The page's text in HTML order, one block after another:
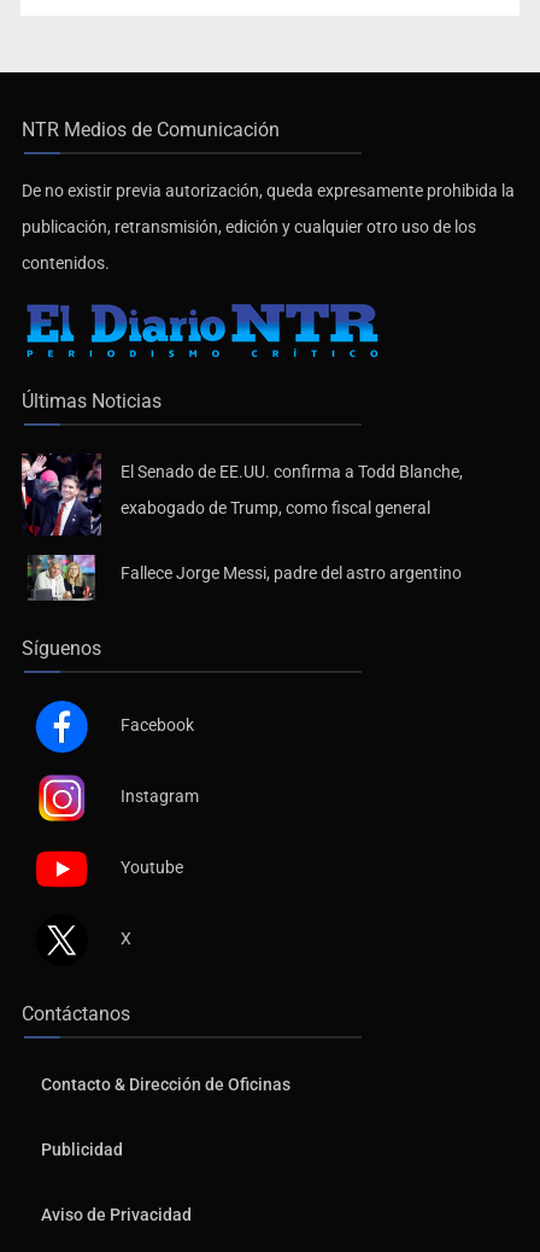
NTR Medios de Comunicación
De no existir previa autorización, queda expresamente prohibida la
publicación, retransmisión, edición y cualquier otro uso de los
contenidos.
Últimas Noticias
El Senado de EE.UU. confirma a Todd Blanche,
exabogado de Trump, como fiscal general
Fallece Jorge Messi, padre del astro argentino
Síguenos
Facebook
Instagram
Youtube
X
Contáctanos
Contacto & Dirección de Oficinas
Publicidad
Aviso de Privacidad